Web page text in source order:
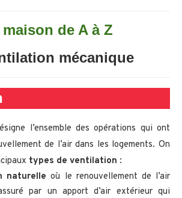
maison de A à Z
mécanique
l’ensemble des opérations qui ont
de l’air dans les logements. On
types de ventilation :
naturelle où le renouvellement de l’air
par un apport d’air extérieur qui